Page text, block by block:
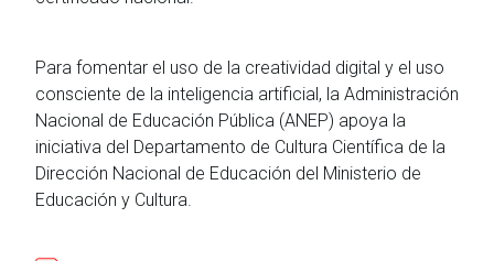
Para fomentar el uso de la creatividad digital y el uso
consciente de la inteligencia artificial, la Administración
Nacional de Educación Pública (ANEP) apoya la
iniciativa del Departamento de Cultura Científica de la
Dirección Nacional de Educación del Ministerio de
Educación y Cultura.